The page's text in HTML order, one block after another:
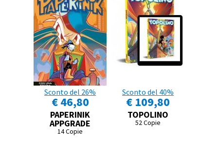
Sconto del 26%
€ 46,80
PAPERINIK
APPGRADE
14 Copie
Sconto del 40%
€ 109,80
TOPOLINO
52 Copie